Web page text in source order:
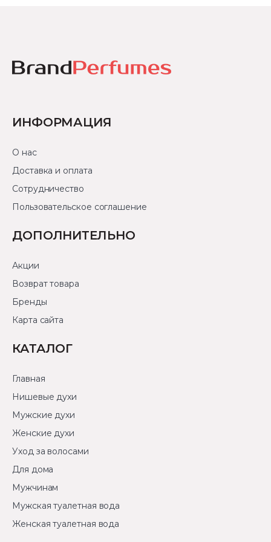
ИНФОРМАЦИЯ
О нас
Доставка и оплата
Сотрудничество
Пользовательское соглашение
ДОПОЛНИТЕЛЬНО
Акции
Возврат товара
Бренды
Карта сайта
КАТАЛОГ
Главная
Нишевые духи
Мужские духи
Женские духи
Уход за волосами
Для дома
Мужчинам
Мужская туалетная вода
Женская туалетная вода